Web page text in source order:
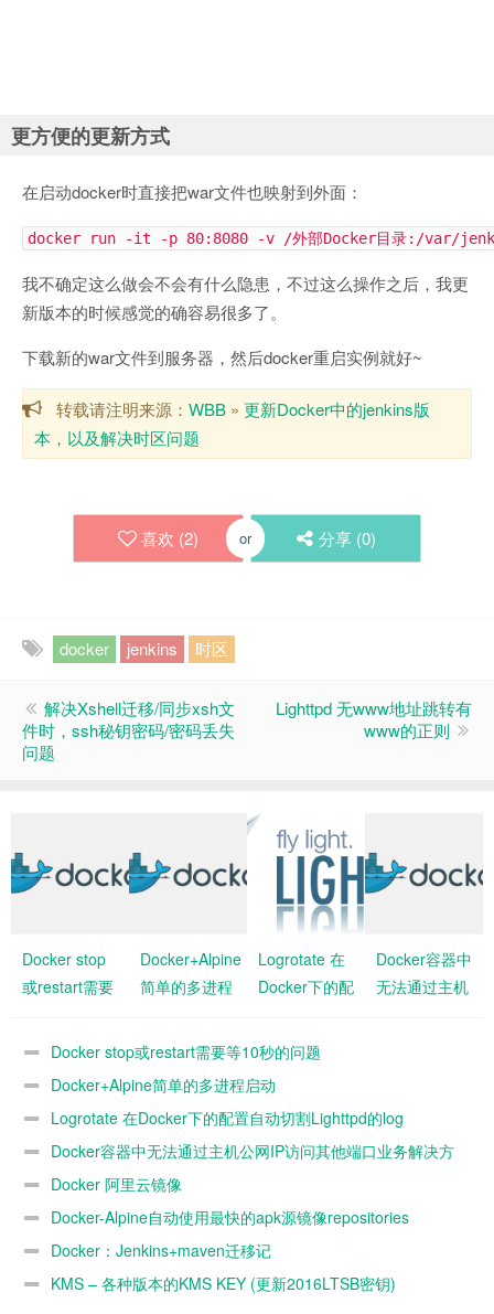
更方便的更新方式
在启动docker时直接把war文件也映射到外面：
docker run -it -p 80:8080 -v /外部Docker目录:/var/
我不确定这么做会不会有什么隐患，不过这么操作之后，我更
新版本的时候感觉的确容易很多了。
下载新的war文件到服务器，然后docker重启实例就好~
转载请注明来源： WBB » 更新Docker中的jenkins版
本，以及解决时区问题
喜欢 (2) or 分享 (0)
docker jenkins 时区
解决Xshell迁移/同步xsh文
件时，ssh秘钥密码/密码丢失
问题
Lighttpd 无www地址跳转有
www的正则
Docker stop
或restart需要
Docker+Alpine
简单的多进程
Logrotate 在
Docker下的配
Lighttpd的log
Docker容器中
无法通过主机
Docker stop或restart需要等10秒的问题
Docker+Alpine简单的多进程启动
Logrotate 在Docker下的配置自动切割Lighttpd的log
Docker容器中无法通过主机公网IP访问其他端口业务解决方
法
Docker 阿里云镜像
Docker-Alpine自动使用最快的apk源镜像repositories
Docker：Jenkins+maven迁移记
KMS – 各种版本的KMS KEY (更新2016LTSB密钥)